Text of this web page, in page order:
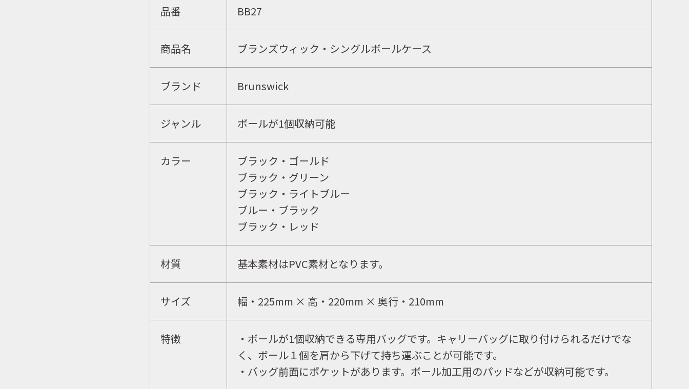
WEBショップ
ニュース
会社概要
品番 BB27
商品名 ブランズウィック・シングルボールケース
ブランド Brunswick
ジャンル ボールが1個収納可能
カラー
ブラック・ゴールド
ブラック・グリーン
ブラック・ライトブルー
ブルー・ブラック
ブラック・レッド
材質 基本素材はPVC素材となります。
サイズ 幅・225mm × 高・220mm × 奥行・210mm
特徴
・ボールが1個収納できる専用バッグです。キャリーバッグに取り付けられるだけでな
く、ボール１個を肩から下げて持ち運ぶことが可能です。
・バッグ前面にポケットがあります。ボール加工用のパッドなどが収納可能です。